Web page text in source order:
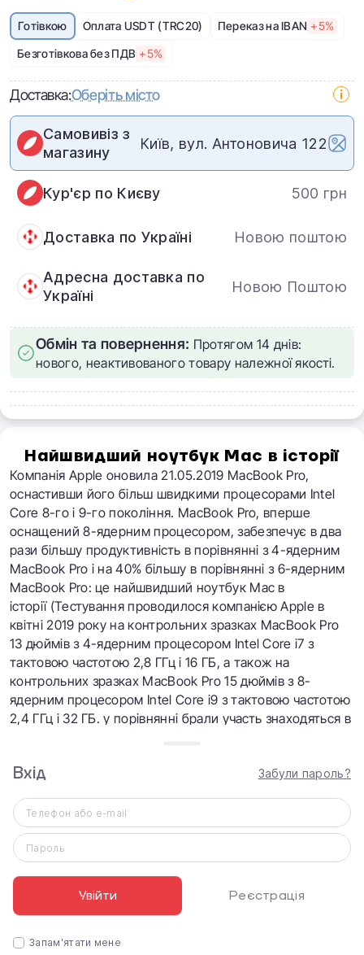
Готівкою Оплата USDT (TRC20) Переказ на IBAN +5%
Безготівкова без ПДВ +5%
Доставка:Оберіть місто
Самовивіз з
магазину
Київ, вул. Антоновича 122
Кур'єр по Києву 500 грн
Доставка по Україні Новою поштою
Адресна доставка по
Україні
Новою Поштою
Обмін та повернення: Протягом 14 днів:
нового, неактивованого товару належної якості.
Найшвидший ноутбук Mac в історії
Компанія Apple оновила 21.05.2019 MacBook Pro,
оснастивши його більш швидкими процесорами Intel
Core 8-го і 9-го покоління. MacBook Pro, вперше
оснащений 8-ядерним процесором, забезпечує в два
рази більшу продуктивність в порівнянні з 4-ядерним
MacBook Pro і на 40% більшу в порівнянні з 6-ядерним
MacBook Pro: це найшвидший ноутбук Mac в
історії (Тестування проводилося компанією Apple в
квітні 2019 року на контрольних зразках MacBook Pro
13 дюймів з 4-ядерним процесором Intel Core i7 з
тактовою частотою 2,8 ГГц і 16 ГБ, а також на
контрольних зразках MacBook Pro 15 дюймів з 8-
ядерним процесором Intel Core i9 з тактовою частотою
2,4 ГГц і 32 ГБ. у порівнянні брали участь знаходяться в
також знаходяться в продажу моделі MacBook Pro 15
тактовою частотою 3,1 ГГц; в обох випадках
використовувалося 16 ГБ).
Вхід Забули пароль?
Телефон або e-mail
Пароль
Увійти Реєстрація
Запам'ятати мене